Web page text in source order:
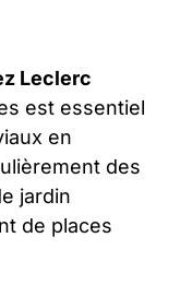
Leclerc
est essentiel
en
des
jardin
de places